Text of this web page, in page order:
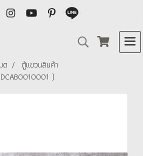
ด
ตู้แขวนสินค้า
)